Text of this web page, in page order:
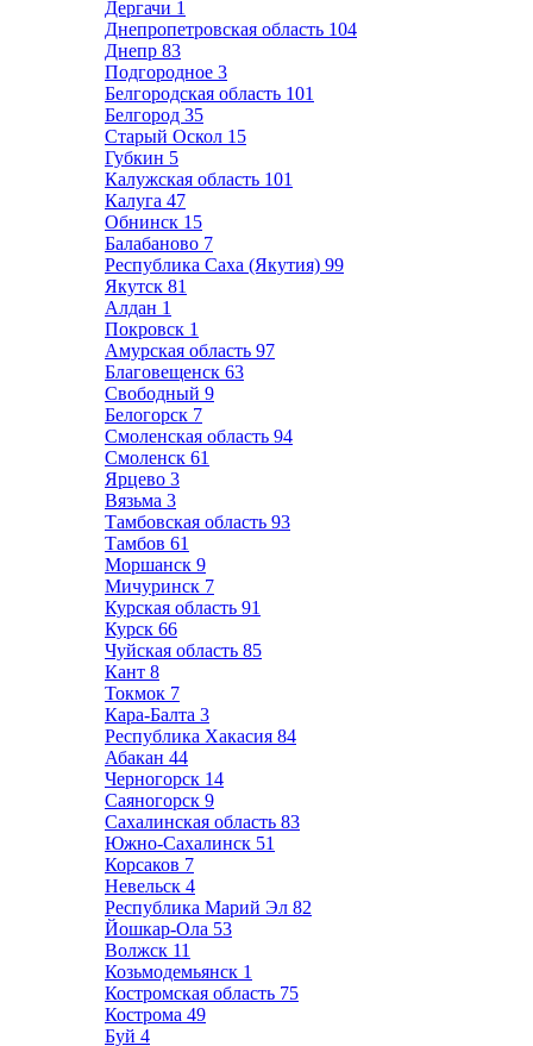
Дергачи 1
Днепропетровская область 104
Днепр 83
Подгородное 3
Белгородская область 101
Белгород 35
Старый Оскол 15
Губкин 5
Калужская область 101
Калуга 47
Обнинск 15
Балабаново 7
Республика Саха (Якутия) 99
Якутск 81
Алдан 1
Покровск 1
Амурская область 97
Благовещенск 63
Свободный 9
Белогорск 7
Смоленская область 94
Смоленск 61
Ярцево 3
Вязьма 3
Тамбовская область 93
Тамбов 61
Моршанск 9
Мичуринск 7
Курская область 91
Курск 66
Чуйская область 85
Кант 8
Токмок 7
Кара-Балта 3
Республика Хакасия 84
Абакан 44
Черногорск 14
Саяногорск 9
Сахалинская область 83
Южно-Сахалинск 51
Корсаков 7
Невельск 4
Республика Марий Эл 82
Йошкар-Ола 53
Волжск 11
Козьмодемьянск 1
Костромская область 75
Кострома 49
Буй 4